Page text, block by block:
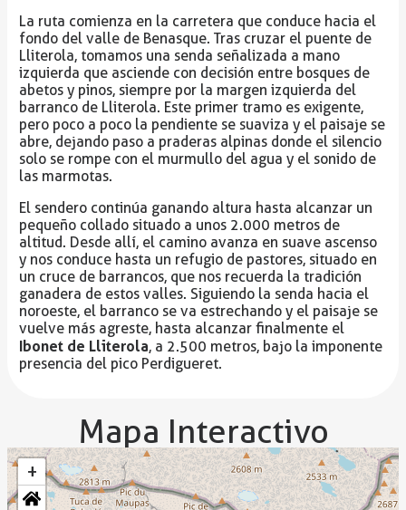
La ruta comienza en la carretera que conduce hacia el
fondo del valle de Benasque. Tras cruzar el puente de
Lliterola, tomamos una senda señalizada a mano
izquierda que asciende con decisión entre bosques de
abetos y pinos, siempre por la margen izquierda del
barranco de Lliterola. Este primer tramo es exigente,
pero poco a poco la pendiente se suaviza y el paisaje se
abre, dejando paso a praderas alpinas donde el silencio
solo se rompe con el murmullo del agua y el sonido de
las marmotas.
El sendero continúa ganando altura hasta alcanzar un
pequeño collado situado a unos 2.000 metros de
altitud. Desde allí, el camino avanza en suave ascenso
y nos conduce hasta un refugio de pastores, situado en
un cruce de barrancos, que nos recuerda la tradición
ganadera de estos valles. Siguiendo la senda hacia el
noroeste, el barranco se va estrechando y el paisaje se
vuelve más agreste, hasta alcanzar finalmente el
Ibonet de Lliterola, a 2.500 metros, bajo la imponente
presencia del pico Perdigueret.
Mapa Interactivo
+